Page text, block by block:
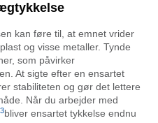
kan føre til, at emnet vrider
og visse metaller. Tynde
som påvirker
At sigte efter en ensartet
stabiliteten og gør det lettere
Når du arbejder med
3bliver ensartet tykkelse endnu